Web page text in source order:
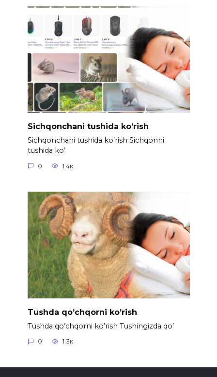
Sichqonchani tushida ko’rish
Sichqonchani tushida ko’rish Sichqonni
tushida ko’
0 1.4к.
Tushda qo’chqorni ko’rish
Tushda qo’chqorni ko’rish Tushingizda qo’
0 1.3к.